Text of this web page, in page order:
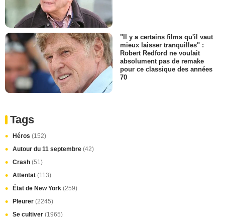
"Il y a certains films qu'il vaut
mieux laisser tranquilles" :
Robert Redford ne voulait
absolument pas de remake
pour ce classique des années
70
Tags
Héros (152)
Autour du 11 septembre (42)
Crash (51)
Attentat (113)
État de New York (259)
Pleurer (2245)
Se cultiver (1965)